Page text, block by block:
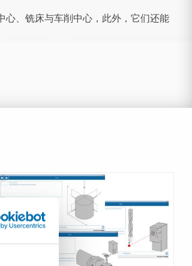
心、铣床与车削中心，此外，它们还能